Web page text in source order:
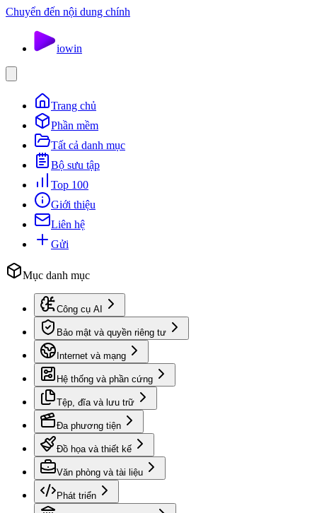
Chuyển đến nội dung chính
iowin
Trang chủ
Phần mềm
Tất cả danh mục
Bộ sưu tập
Top 100
Giới thiệu
Liên hệ
Gửi
Mục danh mục
Công cụ AI
Bảo mật và quyền riêng tư
Internet và mạng
Hệ thống và phần cứng
Tệp, đĩa và lưu trữ
Đa phương tiện
Đồ họa và thiết kế
Văn phòng và tài liệu
Phát triển